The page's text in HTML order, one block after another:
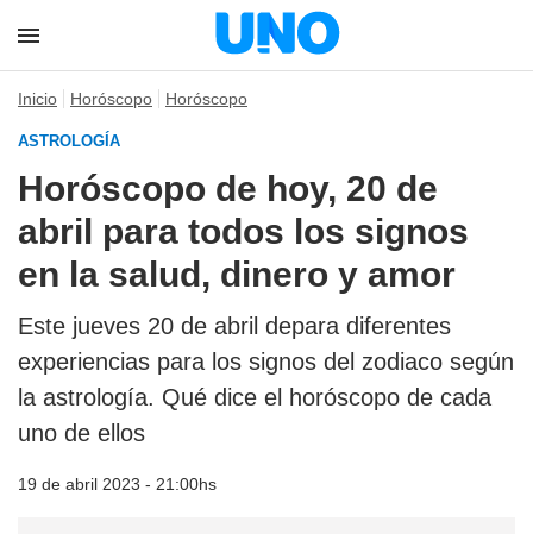
Inicio Horóscopo Horóscopo
ASTROLOGÍA
Horóscopo de hoy, 20 de
abril para todos los signos
en la salud, dinero y amor
Este jueves 20 de abril depara diferentes
experiencias para los signos del zodiaco según
la astrología. Qué dice el horóscopo de cada
uno de ellos
19 de abril 2023 - 21:00hs